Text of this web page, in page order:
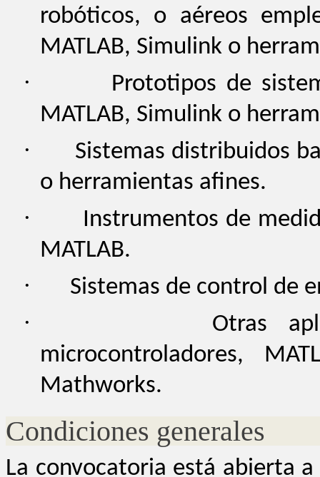
robóticos, o aéreos
MATLAB, Simulink o
·
Prototipos de
MATLAB, Simulink o
·
Sistemas distribuidos
o herramientas afines.
·
Instrumentos de
MATLAB.
· Sistemas de control de
·
Otras
microcontroladores,
Mathworks.
Condiciones generales
La convocatoria está abierta